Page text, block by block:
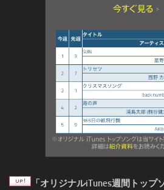
「オリジナルiTunes週間トップ